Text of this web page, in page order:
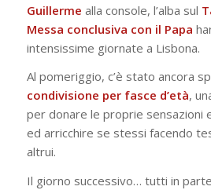
Guillerme alla console, l’alba sul
Messa conclusiva con il Papa
intensissime giornate a Lisbona.
Al pomeriggio, c’è stato ancora
condivisione per fasce d’età,
per donare le proprie sensazioni
ed arricchire se stessi facendo
altrui.
Il giorno successivo… tutti in